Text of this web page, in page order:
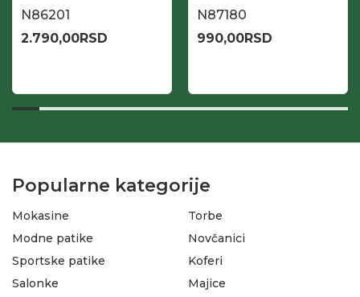
N86201
2.790,00RSD
N87180
990,00RSD
Popularne kategorije
Mokasine
Modne patike
Sportske patike
Salonke
Torbe
Novčanici
Koferi
Majice